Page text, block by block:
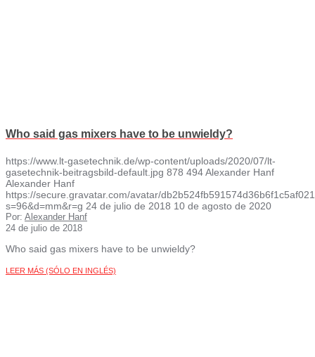
Who said gas mixers have to be unwieldy?
https://www.lt-gasetechnik.de/wp-content/uploads/2020/07/lt-
gasetechnik-beitragsbild-default.jpg 878 494Alexander Hanf
Alexander Hanf
https://secure.gravatar.com/avatar/
s=96&d=mm&r=g 24 de julio de 2018 10 de agosto de 2020
Por: Alexander Hanf
24 de julio de 2018
Who said gas mixers have to be unwieldy?
LEER MÁS (SÓLO EN INGLÉS)